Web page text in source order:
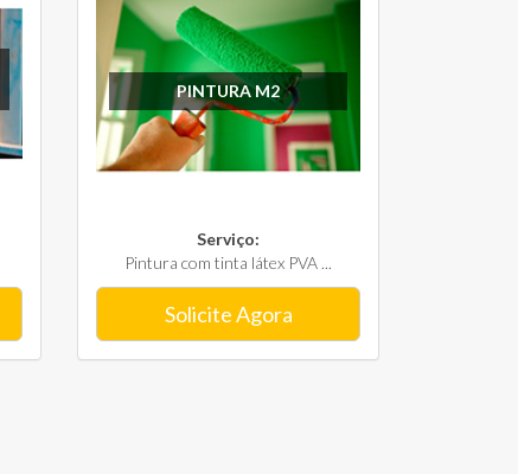
PINTURA M2
Serviço:
Pintura com tinta látex PVA ...
Solicite Agora